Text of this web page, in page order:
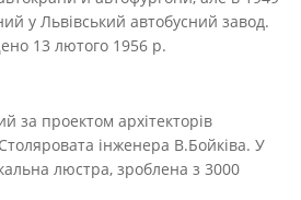
у Львівський автобусний завод.
13 лютого 1956 р.
за проектом архітекторів
інженера В.Бойківа. У
люстра, зроблена з 3000